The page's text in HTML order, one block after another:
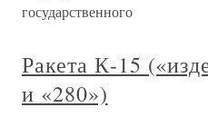
государственного
Ракета К-15
и «280»)